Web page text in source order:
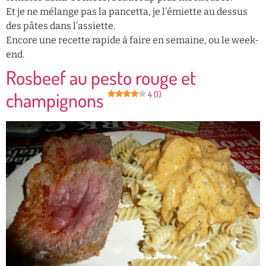
Et je ne mélange pas la pancetta, je l’émiette au dessus
des pâtes dans l’assiette.
Encore une recette rapide à faire en semaine, ou le week-
end.
Rosbeef au pesto rouge et
champignons
4 (1)